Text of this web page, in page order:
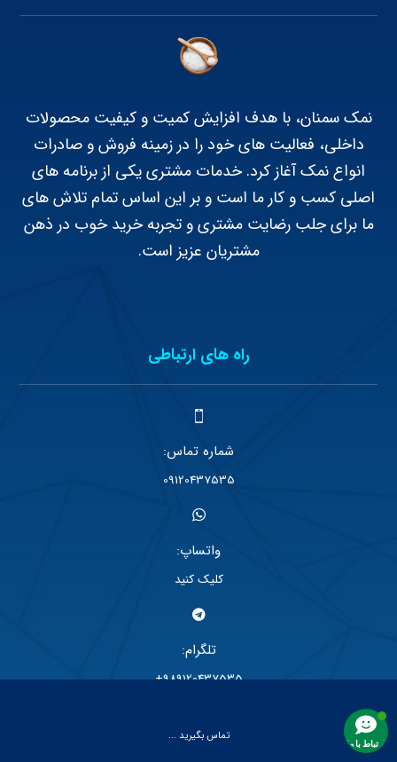
نمک سمنان، با هدف افزایش کمیت و کیفیت محصولات
داخلی، فعالیت های خود را در زمینه فروش و صادرات
انواع نمک آغاز کرد. خدمات مشتری یکی از برنامه های
اصلی کسب و کار ما است و بر این اساس تمام تلاش های
ما برای جلب رضایت مشتری و تجربه خرید خوب در ذهن
مشتریان عزیز است.
راه های ارتباطی
شماره تماس:
09120437535
واتساپ:
کلیک کنید
تلگرام:
989120437535+
تماس بگیرید ... ارتباط با ما